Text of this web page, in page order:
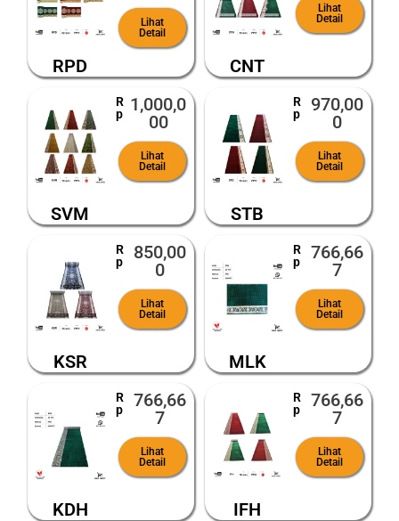
RPD
Lihat
Detail
CNT
Lihat
Detail
SVM
R
p 1,000,0
00
Lihat
Detail
STB
R
p
970,00
0
Lihat
Detail
KSR
R
p
850,00
0
Lihat
Detail
MLK
R
p
766,66
7
Lihat
Detail
KDH
R
p
766,66
7
Lihat
Detail
IFH
R
p
766,66
7
Lihat
Detail